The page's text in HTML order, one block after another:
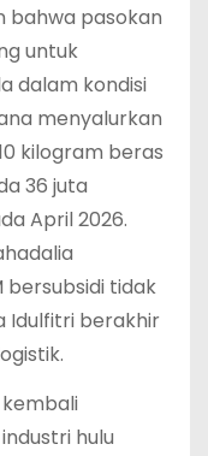
bahwa pasokan
untuk
dalam kondisi
menyalurkan
kilogram beras
36 juta
April 2026.
bersubsidi tidak
Idulfitri berakhir
kembali
hulu